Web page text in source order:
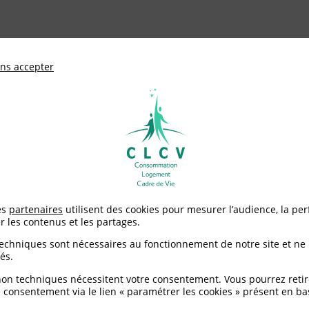
de défense des consommateurs et
Environnement / Santé
: la CLCV mise sur la rapidité de la procédure pénale de
mise sur la rapidité
[18.02.2011]
accepter
partenaires utilisent des cookies pour mesurer l’audience, la
les contenus et les partages.
sont nécessaires au fonctionnement de notre site et ne
techniques nécessitent votre consentement. Vous pourrez
via le lien « paramétrer les cookies » présent en